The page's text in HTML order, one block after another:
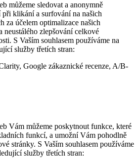
můžeme sledovat a anonymně
při klikání a surfování na našich
za účelem optimalizace našich
neustálého zlepšování celkové
S Vaším souhlasem používáme na
služby třetích stran:
Google zákaznické recenze, A/B-
Vám můžeme poskytnout funkce, které
funkcí, a umožní Vám pohodlně
stránky. S Vaším souhlasem používáme
služby třetích stran: